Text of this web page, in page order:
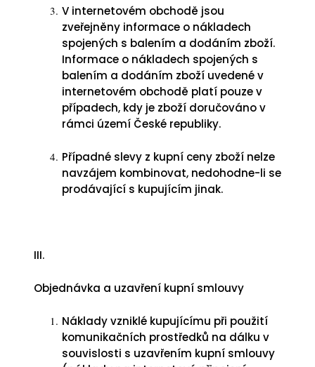
V internetovém obchodě jsou
zveřejněny informace o nákladech
spojených s balením a dodáním zboží.
Informace o nákladech spojených s
balením a dodáním zboží uvedené v
internetovém obchodě platí pouze v
případech, kdy je zboží doručováno v
rámci území České republiky.
Případné slevy z kupní ceny zboží nelze
navzájem kombinovat, nedohodne-li se
prodávající s kupujícím jinak.
III.
Objednávka a uzavření kupní smlouvy
Náklady vzniklé kupujícímu při použití
komunikačních prostředků na dálku v
souvislosti s uzavřením kupní smlouvy